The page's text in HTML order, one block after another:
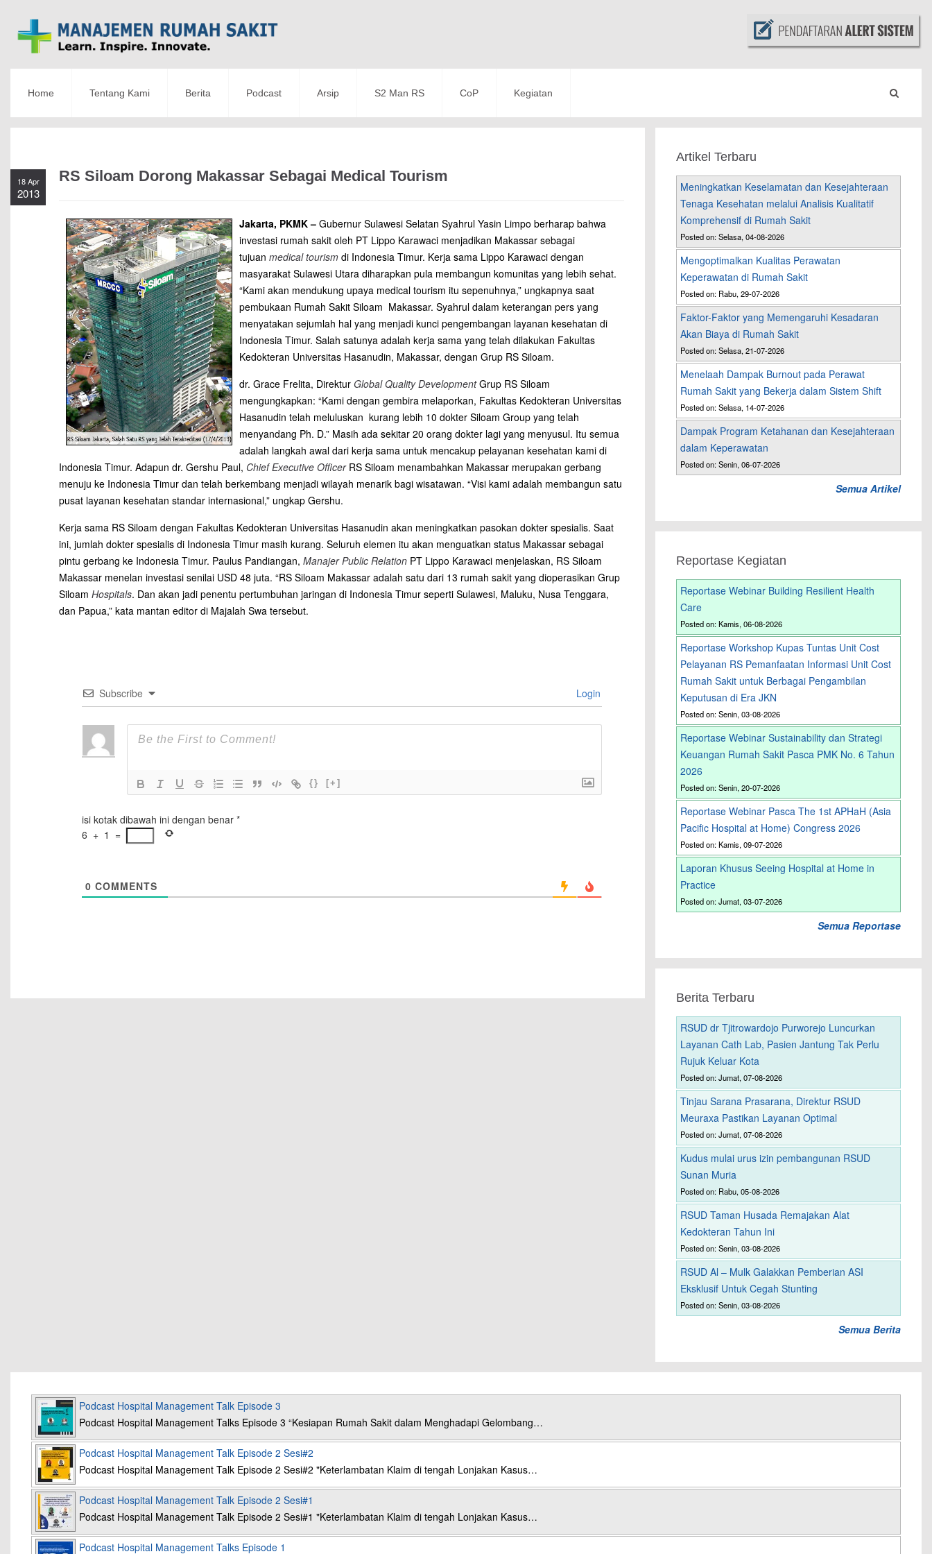
Home Tentang Kami Berita Podcast Arsip S2 Man RS CoP Kegiatan
18 Apr
2013
RS Siloam Dorong Makassar Sebagai Medical Tourism
Jakarta, PKMK – Gubernur Sulawesi Selatan Syahrul Yasin Limpo berharap bahwa
investasi rumah sakit oleh PT Lippo Karawaci menjadikan Makassar sebagai
tujuan medical tourism di Indonesia Timur. Kerja sama Lippo Karawaci dengan
masyarakat Sulawesi Utara diharapkan pula membangun komunitas yang lebih sehat.
“Kami akan mendukung upaya medical tourism itu sepenuhnya,” ungkapnya saat
pembukaan Rumah Sakit Siloam Makassar. Syahrul dalam keterangan pers yang
menyatakan sejumlah hal yang menjadi kunci pengembangan layanan kesehatan di
Indonesia Timur. Salah satunya adalah kerja sama yang telah dilakukan Fakultas
Kedokteran Universitas Hasanudin, Makassar, dengan Grup RS Siloam.
dr. Grace Frelita, Direktur Global Quality DevelopmentGrup RS Siloam
mengungkapkan: “Kami dengan gembira melaporkan, Fakultas Kedokteran Universitas
Hasanudin telah meluluskan kurang lebih 10 dokter Siloam Group yang telah
menyandang Ph. D.” Masih ada sekitar 20 orang dokter lagi yang menyusul. Itu semua
adalah langkah awal dari kerja sama untuk mencakup pelayanan kesehatan kami di
Indonesia Timur. Adapun dr. Gershu Paul, Chief Executive OfficerRS Siloam menambahkan Makassar merupakan gerbang
menuju ke Indonesia Timur dan telah berkembang menjadi wilayah menarik bagi wisatawan. “Visi kami adalah membangun satu
pusat layanan kesehatan standar internasional,” ungkap Gershu.
Kerja sama RS Siloam dengan Fakultas Kedokteran Universitas Hasanudin akan meningkatkan pasokan dokter spesialis. Saat
ini, jumlah dokter spesialis di Indonesia Timur masih kurang. Seluruh elemen itu akan menguatkan status Makassar sebagai
pintu gerbang ke Indonesia Timur. Paulus Pandiangan, Manajer Public Relation PT Lippo Karawaci menjelaskan, RS Siloam
Makassar menelan investasi senilai USD 48 juta. “RS Siloam Makassar adalah satu dari 13 rumah sakit yang dioperasikan Grup
Siloam Hospitals. Dan akan jadi penentu pertumbuhan jaringan di Indonesia Timur seperti Sulawesi, Maluku, Nusa Tenggara,
dan Papua,” kata mantan editor di Majalah Swa tersebut.
Subscribe Login
{} [+]
isi kotak dibawah ini dengan benar*
6 + 1 =
0 COMMENTS
Artikel Terbaru
Meningkatkan Keselamatan dan Kesejahteraan
Tenaga Kesehatan melalui Analisis Kualitatif
Komprehensif di Rumah Sakit
Posted on: Selasa, 04-08-2026
Mengoptimalkan Kualitas Perawatan
Keperawatan di Rumah Sakit
Posted on: Rabu, 29-07-2026
Faktor-Faktor yang Memengaruhi Kesadaran
Akan Biaya di Rumah Sakit
Posted on: Selasa, 21-07-2026
Menelaah Dampak Burnout pada Perawat
Rumah Sakit yang Bekerja dalam Sistem Shift
Posted on: Selasa, 14-07-2026
Dampak Program Ketahanan dan Kesejahteraan
dalam Keperawatan
Posted on: Senin, 06-07-2026
Semua Artikel
Reportase Kegiatan
Reportase Webinar Building Resilient Health
Care
Posted on: Kamis, 06-08-2026
Reportase Workshop Kupas Tuntas Unit Cost
Pelayanan RS Pemanfaatan Informasi Unit Cost
Rumah Sakit untuk Berbagai Pengambilan
Keputusan di Era JKN
Posted on: Senin, 03-08-2026
Reportase Webinar Sustainability dan Strategi
Keuangan Rumah Sakit Pasca PMK No. 6 Tahun
2026
Posted on: Senin, 20-07-2026
Reportase Webinar Pasca The 1st APHaH (Asia
Pacific Hospital at Home) Congress 2026
Posted on: Kamis, 09-07-2026
Laporan Khusus Seeing Hospital at Home in
Practice
Posted on: Jumat, 03-07-2026
Semua Reportase
Berita Terbaru
RSUD dr Tjitrowardojo Purworejo Luncurkan
Layanan Cath Lab, Pasien Jantung Tak Perlu
Rujuk Keluar Kota
Posted on: Jumat, 07-08-2026
Tinjau Sarana Prasarana, Direktur RSUD
Meuraxa Pastikan Layanan Optimal
Posted on: Jumat, 07-08-2026
Kudus mulai urus izin pembangunan RSUD
Sunan Muria
Posted on: Rabu, 05-08-2026
RSUD Taman Husada Remajakan Alat
Kedokteran Tahun Ini
Posted on: Senin, 03-08-2026
RSUD Al – Mulk Galakkan Pemberian ASI
Eksklusif Untuk Cegah Stunting
Posted on: Senin, 03-08-2026
Semua Berita
Podcast Hospital Management Talk Episode 3
Podcast Hospital Management Talks Episode 3 “Kesiapan Rumah Sakit dalam Menghadapi Gelombang…
Podcast Hospital Management Talk Episode 2 Sesi#2
Podcast Hospital Management Talk Episode 2 Sesi#2 "Keterlambatan Klaim di tengah Lonjakan Kasus…
Podcast Hospital Management Talk Episode 2 Sesi#1
Podcast Hospital Management Talk Episode 2 Sesi#1 "Keterlambatan Klaim di tengah Lonjakan Kasus…
Podcast Hospital Management Talks Episode 1